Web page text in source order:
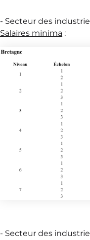
- Secteur des
Salaires minima :
- Secteur des